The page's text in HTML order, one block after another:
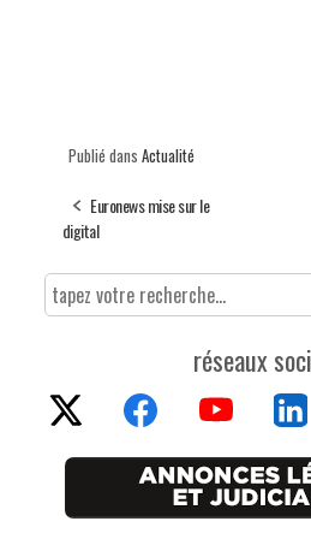
Publié dans Actualité
Euronews mise sur le
digital
réseaux